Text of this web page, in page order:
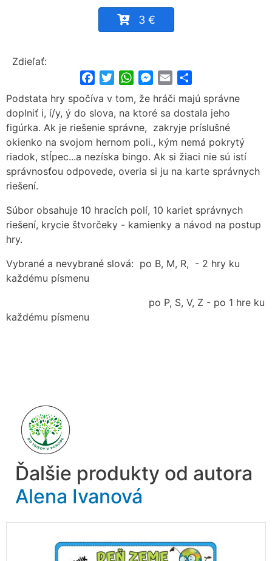
3 €
Zdieľať:
FacebookTwitterWhatsApp
Messenger
Email
Podstata hry spočíva v tom, že hráči majú správne
doplniť i, í/y, ý do slova, na ktoré sa dostala jeho
figúrka. Ak je riešenie správne, zakryje príslušné
okienko na svojom hernom poli., kým nemá pokrytý
riadok, stĺpec...a nezíska bingo. Ak si žiaci nie sú istí
správnosťou odpovede, overia si ju na karte správnych
riešení.
Súbor obsahuje 10 hracích polí, 10 kariet správnych
riešení, krycie štvorčeky - kamienky a návod na postup
hry.
Vybrané a nevybrané slová: po B, M, R, - 2 hry ku
každému písmenu
po P, S, V, Z - po 1 hre ku
každému písmenu
Ďalšie produkty od autora
Alena Ivanová